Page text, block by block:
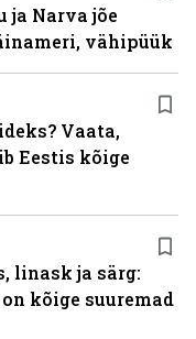
ja Narva jõe
vähipüük
Vaata,
Eestis kõige
linask ja särg:
kõige suuremad